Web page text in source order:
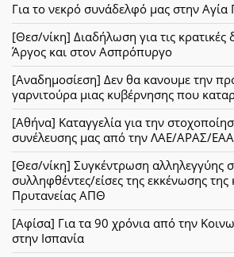
Για το νεκρό συνάδελφό μας στην
[Θεσ/νίκη] Διαδήλωση για τις κρατικές
Άργος και στον Ασπρόπυργο
[Αναδημοσίεση] Δεν θα κανουμε την
γαρνιτούρα μιας κυβέρνησης που
[Αθήνα] Καταγγελία για την
συνέλευσης μας από την ΛΑΕ/ΑΡΑΣ/
[Θεσ/νίκη] Συγκέντρωση αλληλεγγύης
συλληφθέντες/είσες της εκκένωσης της
Πρυτανείας ΑΠΘ
[Αφίσα] Για τα 90 χρόνια από την
στην Ισπανία